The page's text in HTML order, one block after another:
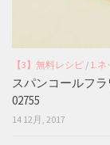
【3】無料レシピ / 1.ネ
スパンコールフ
02755
14 12月, 2017